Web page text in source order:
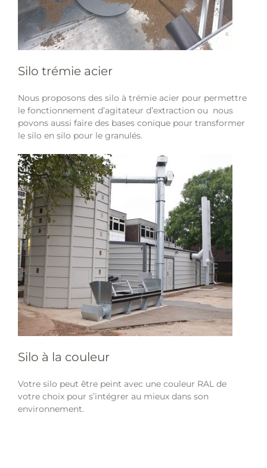
Silo trémie acier
Nous proposons des silo à trémie acier pour permettre
le fonctionnement d’agitateur d’extraction ou nous
povons aussi faire des bases conique pour transformer
le silo en silo pour le granulés.
Silo à la couleur
Votre silo peut être peint avec une couleur RAL de
votre choix pour s’intégrer au mieux dans son
environnement.